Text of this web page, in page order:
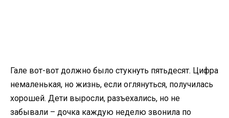
Гале вот-вот должно было стукнуть пятьдесят. Цифра
немаленькая, но жизнь, если оглянуться, получилась
хорошей. Дети выросли, разъехались, но не
забывали – дочка каждую неделю звонила по